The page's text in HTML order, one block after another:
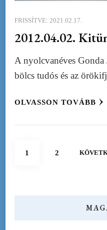
FRISSÍTVE: 2021.02.17.
2012.04.02.
A nyolcvanéves Gonda
bölcs tudós és az
OLVASSON TOVÁBB
Bejegyzések
OLDAL
1 OLDAL
2